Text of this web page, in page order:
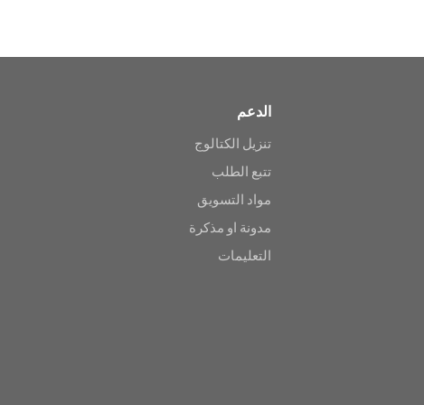
الدعم
تنزيل الكتالوج
تتبع الطلب
مواد التسويق
مدونة او مذكرة
التعليمات